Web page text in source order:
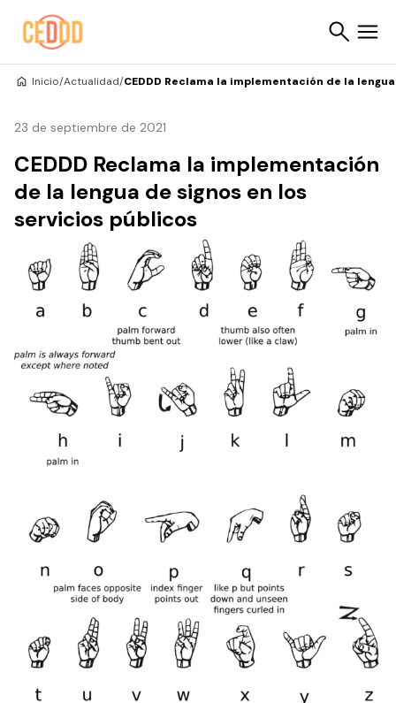
Inicio/Actualidad/CEDDD Reclama la implementación de la
23 de septiembre de 2021
CEDDD Reclama la implementación
de la lengua de signos en los
servicios públicos